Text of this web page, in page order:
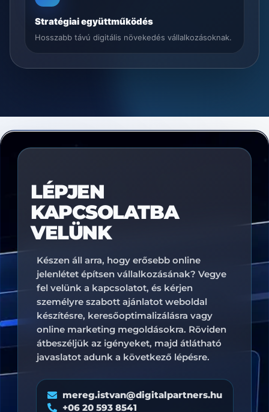
Stratégiai együttműködés
Hosszabb távú digitális növekedés vállalkozásoknak.
LÉPJEN
KAPCSOLATBA
VELÜNK
Készen áll arra, hogy erősebb online
jelenlétet építsen vállalkozásának? Vegye
fel velünk a kapcsolatot, és kérjen
személyre szabott ajánlatot weboldal
készítésre, keresőoptimalizálásra vagy
online marketing megoldásokra. Röviden
átbeszéljük az igényeket, majd átlátható
javaslatot adunk a következő lépésre.
mereg.istvan@digitalpartners.hu
+06 20 593 8541